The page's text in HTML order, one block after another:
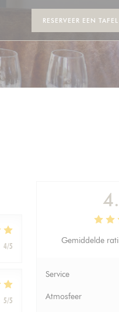
RESERVEER EEN TAFEL
4/5
5/5
Gemiddelde
Service
Atmosfeer